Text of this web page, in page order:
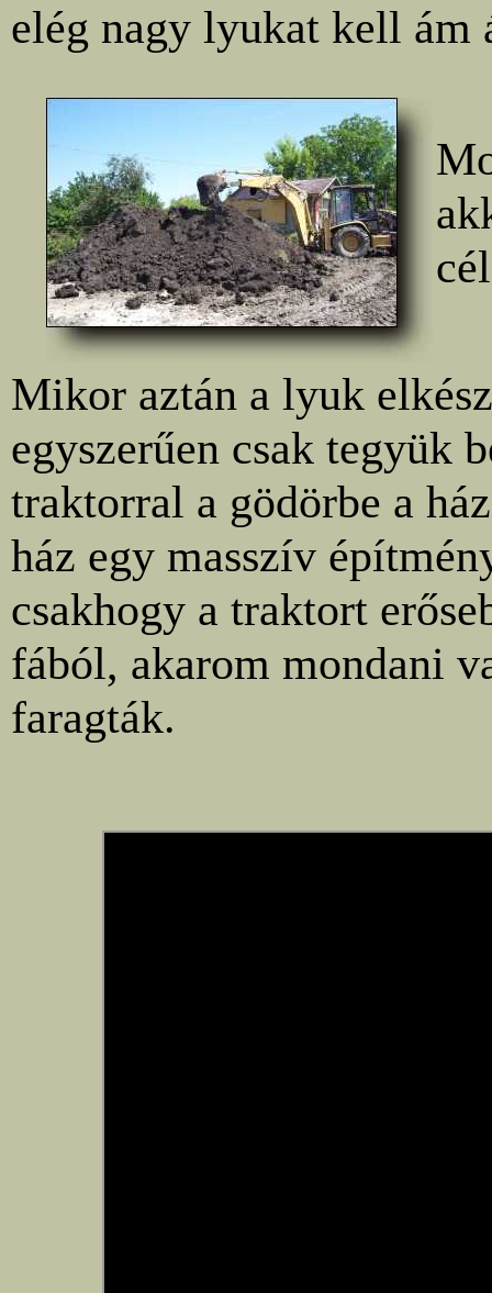
elég nagy lyukat kell ám
Mikor aztán a lyuk
egyszerűen csak tegyük
traktorral a gödörbe a
ház egy masszív
csakhogy a traktort
fából, akarom mondani
faragták.